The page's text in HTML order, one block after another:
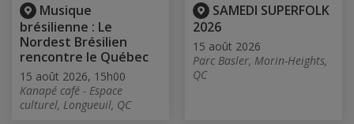
Musique
brésilienne : Le
Nordest Brésilien
rencontre le Québec
15 août 2026, 15h00
Kanapé café - Espace
culturel, Longueuil, QC
SAMEDI SUPERFOLK
2026
15 août 2026
Parc Basler, Morin-Heights,
QC